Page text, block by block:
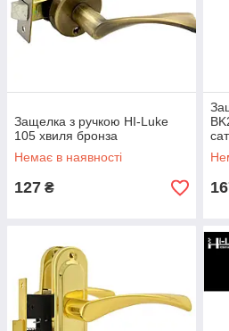
Защелка з ручкою HI-Luke
105 хвиля бронза
Немає в наявності
127 ₴